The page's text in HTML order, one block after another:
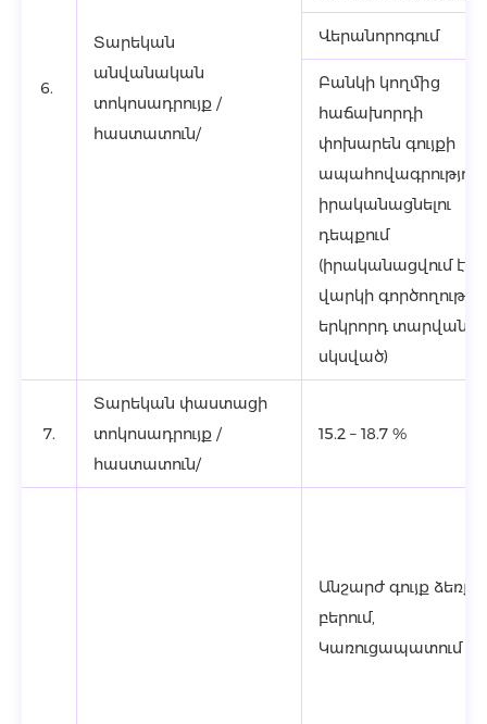
6.
Տարեկան
անվանական
տոկոսադրույք /
հաստատուն/
Վերանորոգում
Բանկի կողմից
հաճախորդի
փոխարեն գույքի
ապահովագրություն
իրականացնելու
դեպքում
(իրականացվում է
վարկի
երկրորդ տարվանից
սկսված)
7.
Տարեկան փաստացի
տոկոսադրույք /
հաստատուն/
15.2 – 18.7 %
Անշարժ գույք ձեռք
բերում,
Կառուցապատում